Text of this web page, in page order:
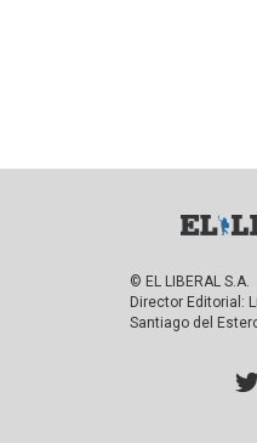
© EL LIBERAL S.A.
Director Editorial:
Santiago del